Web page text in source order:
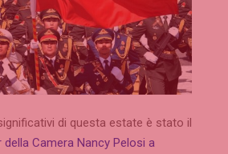
di questa estate è stato il
della Camera Nancy Pelosi a